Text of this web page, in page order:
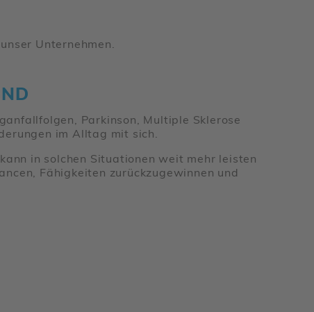
Unter­nehmen.
Parkinson, Multiple Skle­rose
im Alltag mit sich.
in solchen Situa­tionen weit mehr leisten
Fähig­keiten zurück­zu­ge­winnen und